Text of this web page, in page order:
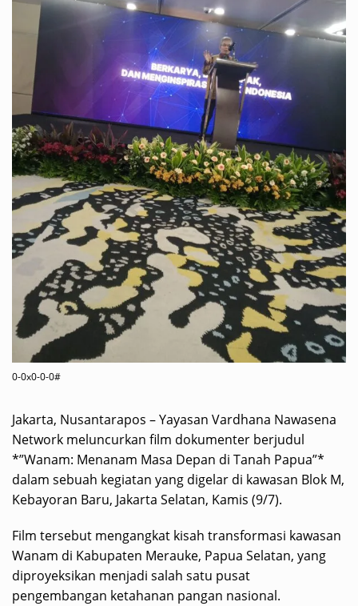
0-0x0-0-0#
Jakarta, Nusantarapos – Yayasan Vardhana Nawasena
Network meluncurkan film dokumenter berjudul
*”Wanam: Menanam Masa Depan di Tanah Papua”*
dalam sebuah kegiatan yang digelar di kawasan Blok M,
Kebayoran Baru, Jakarta Selatan, Kamis (9/7).
Film tersebut mengangkat kisah transformasi kawasan
Wanam di Kabupaten Merauke, Papua Selatan, yang
diproyeksikan menjadi salah satu pusat
pengembangan ketahanan pangan nasional.